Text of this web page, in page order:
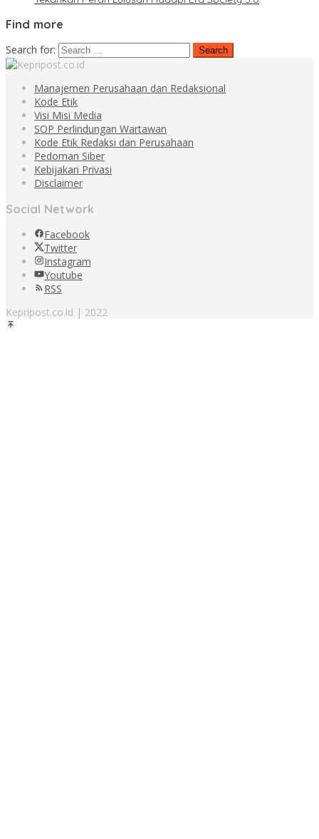
Find more
Search for:
Manajemen Perusahaan dan Redaksional
Kode Etik
Visi Misi Media
SOP Perlindungan Wartawan
Kode Etik Redaksi dan Perusahaan
Pedoman Siber
Kebijakan Privasi
Disclaimer
Social Network
Facebook
Twitter
Instagram
Youtube
RSS
Kepripost.co.id | 2022